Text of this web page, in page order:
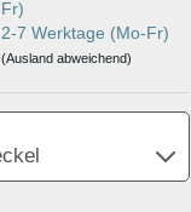
2-7 Werktage (Mo-Fr)
(Ausland abweichend)